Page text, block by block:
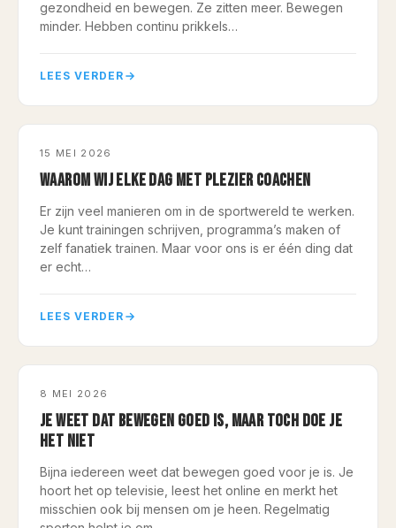
gezondheid en bewegen. Ze zitten meer. Bewegen
minder. Hebben continu prikkels…
LEES VERDER
15 MEI 2026
WAAROM WIJ ELKE DAG MET PLEZIER COACHEN
Er zijn veel manieren om in de sportwereld te werken.
Je kunt trainingen schrijven, programma’s maken of
zelf fanatiek trainen. Maar voor ons is er één ding dat
er echt…
LEES VERDER
8 MEI 2026
JE WEET DAT BEWEGEN GOED IS, MAAR TOCH DOE JE
HET NIET
Bijna iedereen weet dat bewegen goed voor je is. Je
hoort het op televisie, leest het online en merkt het
misschien ook bij mensen om je heen. Regelmatig